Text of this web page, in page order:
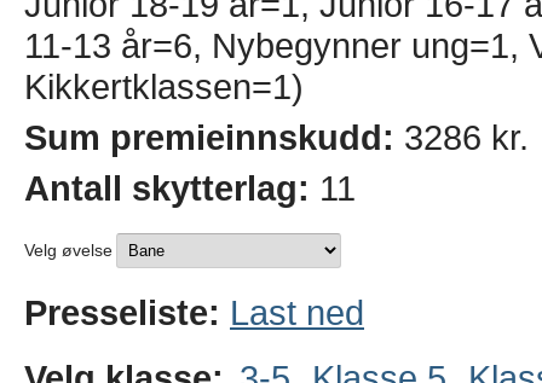
11-13 år=6, Nybegynner ung=1,
Kikkertklassen=1)
Sum premieinnskudd: 3286 kr.
Antall skytterlag: 11
Velg øvelse
Presseliste: Last ned